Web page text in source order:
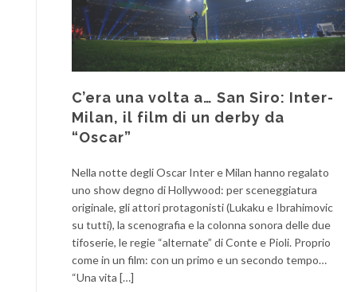
C’era una volta a… San Siro: Inter-
Milan, il film di un derby da
“Oscar”
Nella notte degli Oscar Inter e Milan hanno regalato
uno show degno di Hollywood: per sceneggiatura
originale, gli attori protagonisti (Lukaku e Ibrahimovic
su tutti), la scenografia e la colonna sonora delle due
tifoserie, le regie “alternate” di Conte e Pioli. Proprio
come in un film: con un primo e un secondo tempo…
“Una vita […]